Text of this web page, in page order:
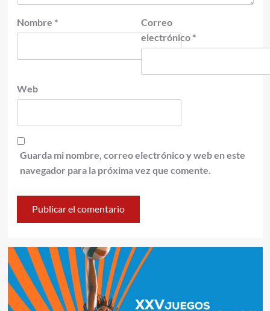
Nombre *
Correo
electrónico *
Web
Guarda mi nombre, correo electrónico y web en este
navegador para la próxima vez que comente.